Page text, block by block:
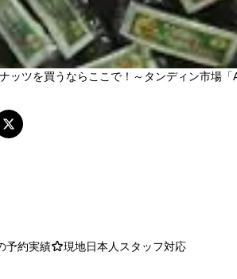
ッツを買うならここで！～タンディン市場「
予約実績 現地日本人スタッフ対応